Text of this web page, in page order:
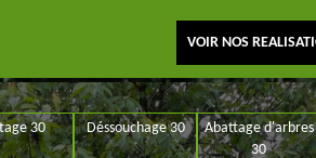
VOIR NOS
30 Déssouchage 30
Abattage d'arbres
30